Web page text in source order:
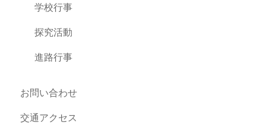
学校行事
探究活動
進路行事
お問い合わせ
交通アクセス